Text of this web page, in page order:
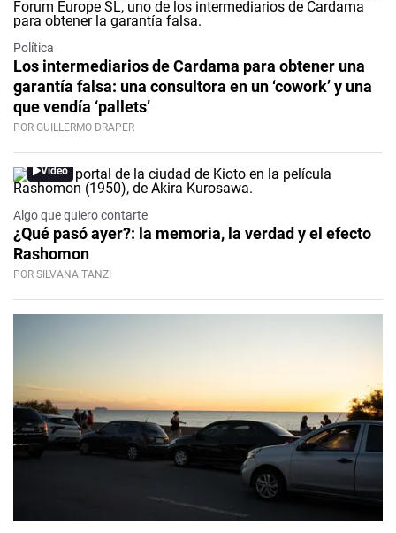
Política
Los intermediarios de Cardama para obtener una
garantía falsa: una consultora en un ‘cowork’ y una
que vendía ‘pallets’
POR GUILLERMO DRAPER
Video
Algo que quiero contarte
¿Qué pasó ayer?: la memoria, la verdad y el efecto
Rashomon
POR SILVANA TANZI